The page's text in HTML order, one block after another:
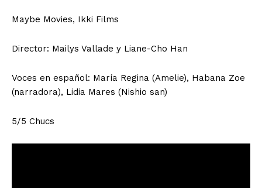
Maybe Movies, Ikki Films
Director: Mailys Vallade y Liane-Cho Han
Voces en español: María Regina (Amelie), Habana Zoe
(narradora), Lidia Mares (Nishio san)
5/5 Chucs